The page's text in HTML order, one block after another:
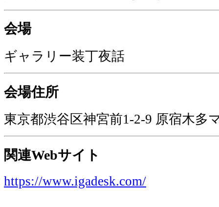
会場
ギャラリー装丁夜話
会場住所
東京都渋谷区神宮前1-2-9 原宿木多
関連Webサイト
https://www.igadesk.com/